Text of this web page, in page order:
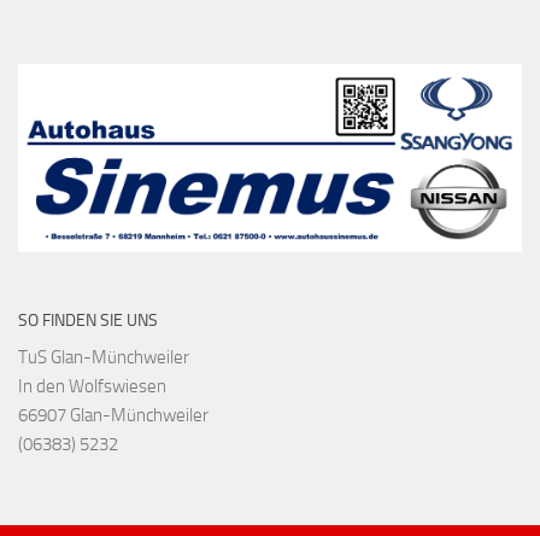
SO FINDEN SIE UNS
TuS Glan-Münchweiler
In den Wolfswiesen
66907 Glan-Münchweiler
(06383) 5232